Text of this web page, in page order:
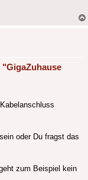
oder Du fragst das
zum Beispiel kein